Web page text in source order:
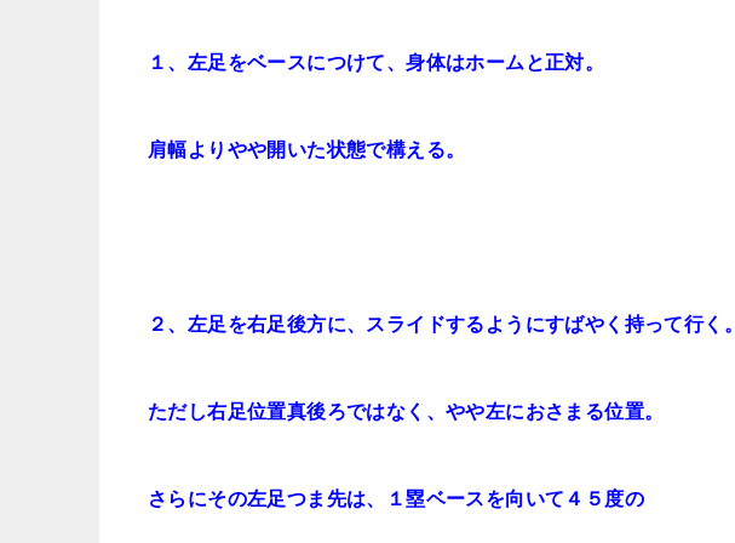
１、左足をベースにつけて、身体はホームと正対。
肩幅よりやや開いた状態で構える。
２、左足を右足後方に、スライドするようにすばやく持って行く。
ただし右足位置真後ろではなく、やや左におさまる位置。
さらにその左足つま先は、１塁ベースを向いて４５度の